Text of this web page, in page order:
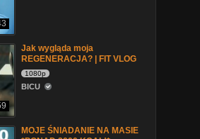
Jak wygląda moja
REGENERACJA? | FIT VLOG
1080p
BICU
MOJE ŚNIADANIE NA MASIE